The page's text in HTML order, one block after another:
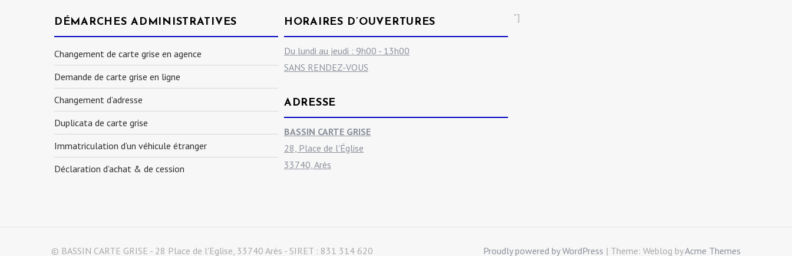
DÉMARCHES ADMINISTRATIVES
Changement de carte grise en agence
Demande de carte grise en ligne
Changement d’adresse
Duplicata de carte grise
Immatriculation d’un véhicule étranger
Déclaration d’achat & de cession
HORAIRES D’OUVERTURES
Du lundi au jeudi : 9h00 - 13h00
SANS RENDEZ-VOUS
ADRESSE
BASSIN CARTE GRISE
28, Place de l'Église
33740, Arès
"]
© BASSIN CARTE GRISE - 28 Place de l'Eglise, 33740 Arès - SIRET : 831 314 620 Proudly powered by WordPress | Theme: Weblog byAcme Themes